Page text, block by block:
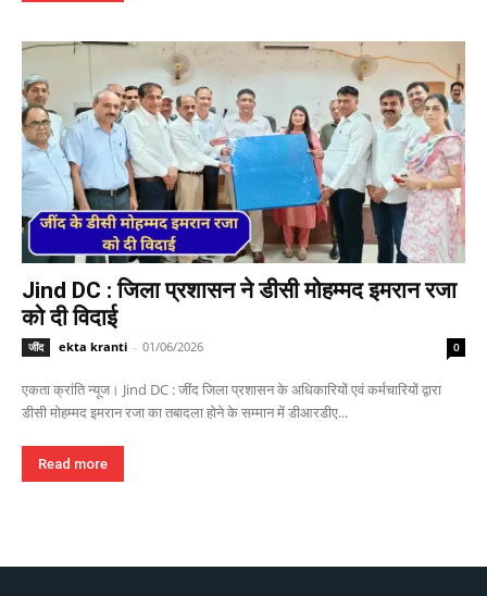
Jind DC : जिला प्रशासन ने डीसी मोहम्मद इमरान रजा
को दी विदाई
जींद ekta kranti - 01/06/2026 0
एकता क्रांति न्यूज। Jind DC : जींद जिला प्रशासन के अधिकारियों एवं कर्मचारियों द्वारा
डीसी मोहम्मद इमरान रजा का तबादला होने के सम्मान में डीआरडीए...
Read more